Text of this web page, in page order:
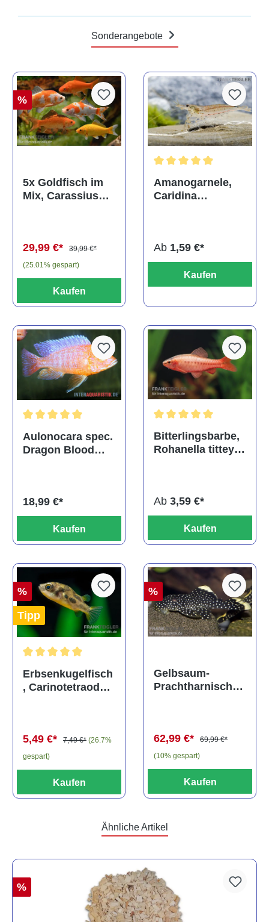
Sonderangebote
%
5x Goldfisch im
Mix, Carassius
29,99 €*
39,99 €*
(25.01% gespart)
Kaufen
Amanogarnele,
Caridina
Ab 1,59 €*
Kaufen
Durchschnittliche Bewertung von 5 von 5 Sternen
Aulonocara spec.
Dragon Blood
18,99 €*
Kaufen
Bitterlingsbarbe,
Rohanella titteya,
Ab 3,59 €*
Kaufen
%
Tipp
Durchschnittliche Bewertung von 5 von 5 Sternen
Erbsenkugelfisch
, Carinotetraodon
5,49 €* 7,49 €* (26.7%
gespart)
Kaufen
%
Gelbsaum-
Prachtharnischw
62,99 €*
69,99 €*
(10% gespart)
Kaufen
Ähnliche Artikel
%